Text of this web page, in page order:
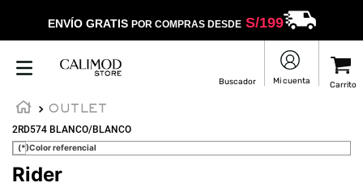
ENVÍO GRATIS POR COMPRAS DESDES/199
OUTLET
2RD574 BLANCO/BLANCO
(*)Color referencial
Rider